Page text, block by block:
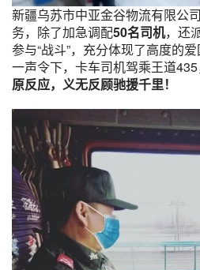
新疆乌苏市中亚金谷物流有限公
务，除了加急调配50名司机，还
参与“战斗”，充分体现了高度的
一声令下，卡车司机驾乘王道435
原反应，义无反顾驰援千里！